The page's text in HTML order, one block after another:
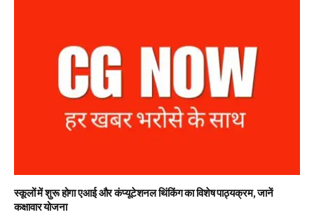
स्कूलों में शुरू होगा एआई और कंप्यूटेशनल थिंकिंग का विशेष पाठ्यक्रम, जानें
कक्षावार योजना